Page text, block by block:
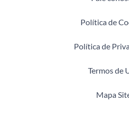
Política de
Política de
Termos de
Mapa